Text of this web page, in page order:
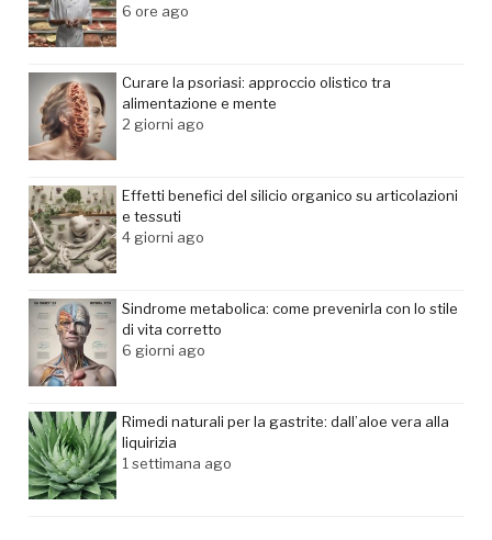
6 ore ago
Curare la psoriasi: approccio olistico tra
alimentazione e mente
2 giorni ago
Effetti benefici del silicio organico su articolazioni
e tessuti
4 giorni ago
Sindrome metabolica: come prevenirla con lo stile
di vita corretto
6 giorni ago
Rimedi naturali per la gastrite: dall’aloe vera alla
liquirizia
1 settimana ago